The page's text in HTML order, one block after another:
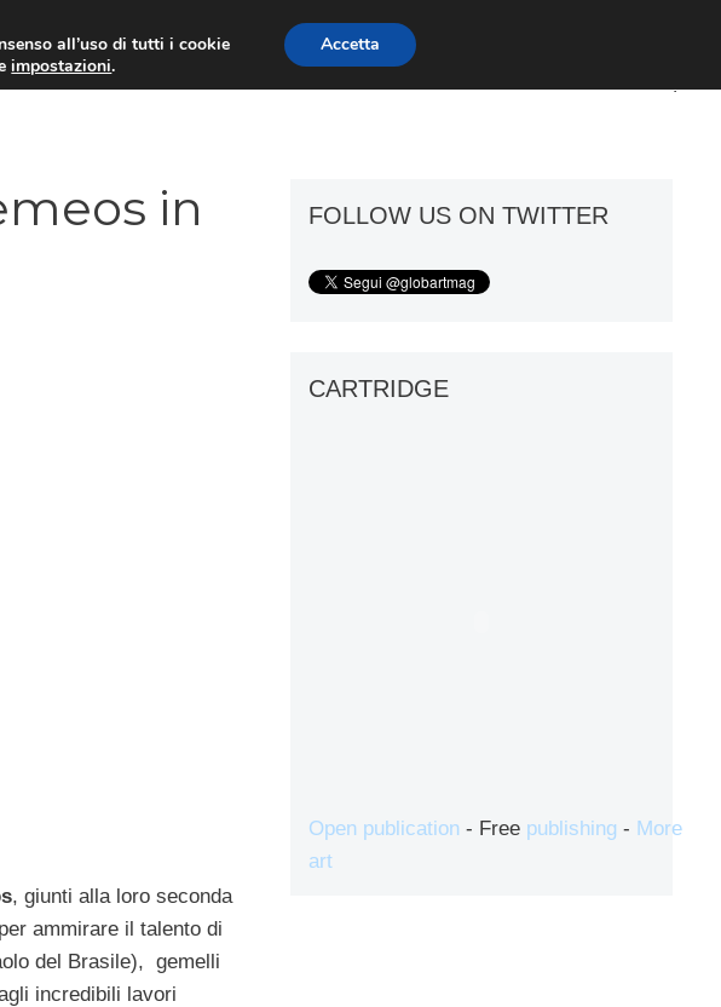
ART GOSSIP FIERE GALLERIE
in
, giunti alla loro seconda
ammirare il talento di
del Brasile), gemelli
incredibili lavori
FOLLOW US ON TWITTER
CARTRIDGE
Open publication - Free publishing - More
art
all’uso di tutti i cookie
impostazioni.
Accetta